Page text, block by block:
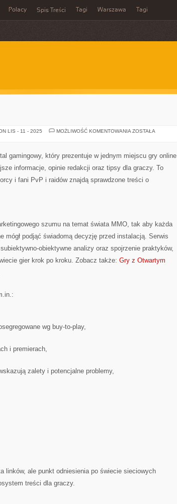
Polacy Spis Treści Tagi Warszawa Tagi
LIS - 11 - 2025 MOŻLIWOŚĆ KOMENTOWANIA GRY
ZOSTAŁA
gamingowy, który prezentuje w jednym miejscu gry online
informacje, opinie redakcji oraz tipsy dla graczy. To
i fani PvP i raidów znajdą sprawdzone treści o
szumu na temat świata MMO, tak aby każda
mógł podjąć świadomą decyzję przed instalacją. Serwis
obiektywne analizy oraz spojrzenie praktyków,
gier krok po kroku. Zobacz także: Gry z Otwartym
wg buy-to-play,
i premierach,
zalety i potencjalne problemy,
linków, ale punkt odniesienia po świecie sieciowych
treści dla graczy.